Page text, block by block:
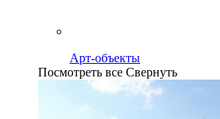
Арт-объекты
Посмотреть все Свернуть